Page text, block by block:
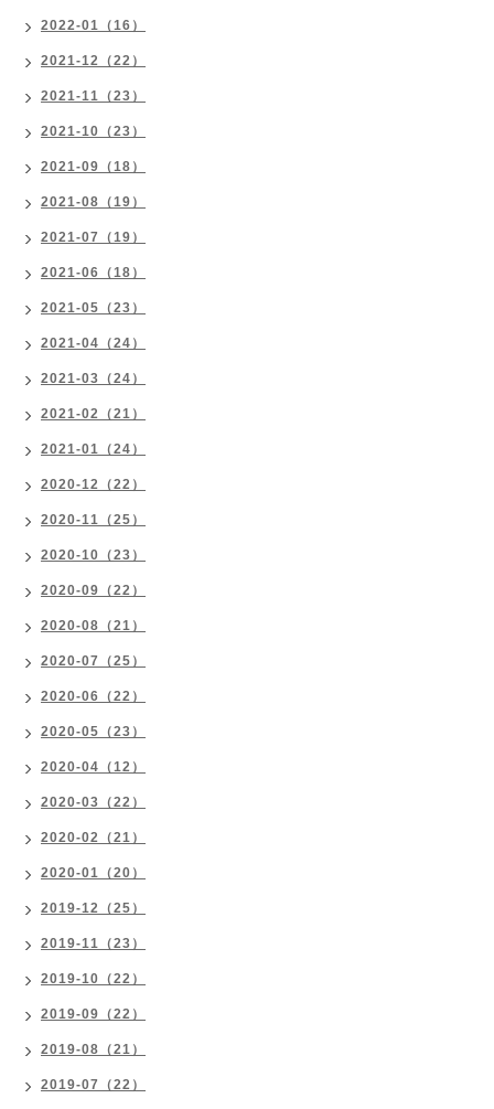
2022-01（16）
2021-12（22）
2021-11（23）
2021-10（23）
2021-09（18）
2021-08（19）
2021-07（19）
2021-06（18）
2021-05（23）
2021-04（24）
2021-03（24）
2021-02（21）
2021-01（24）
2020-12（22）
2020-11（25）
2020-10（23）
2020-09（22）
2020-08（21）
2020-07（25）
2020-06（22）
2020-05（23）
2020-04（12）
2020-03（22）
2020-02（21）
2020-01（20）
2019-12（25）
2019-11（23）
2019-10（22）
2019-09（22）
2019-08（21）
2019-07（22）